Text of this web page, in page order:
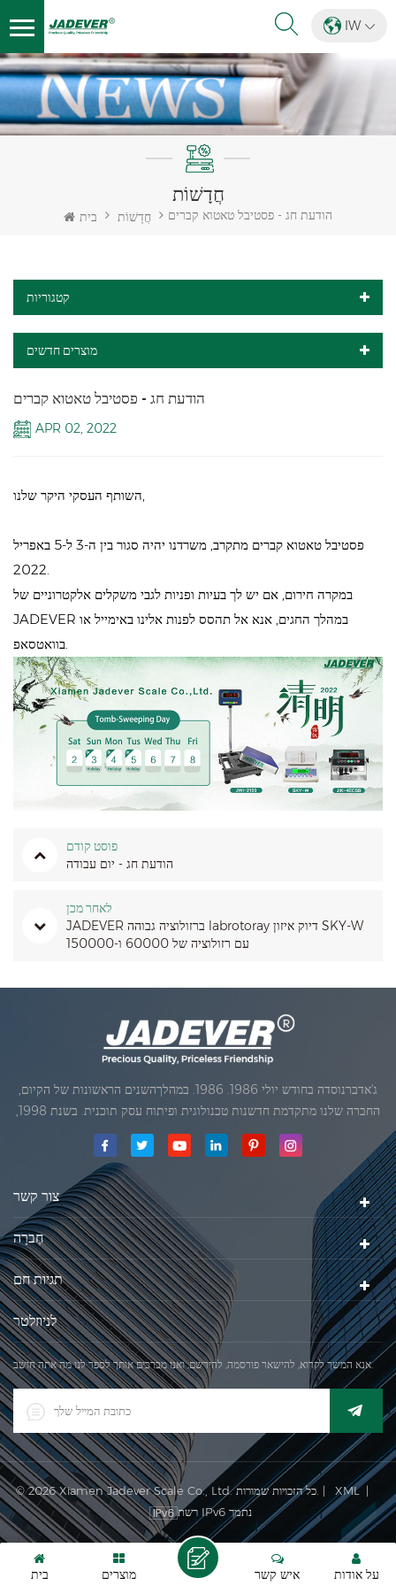
IW
חֲדָשׁוֹת
בית חֲדָשׁוֹת הודעת חג - פסטיבל טאטוא קברים
קטגוריות
מוצרים חדשים
הודעת חג - פסטיבל טאטוא קברים
APR 02, 2022
השותף העסקי היקר שלנו,
פסטיבל טאטוא קברים מתקרב, משרדנו יהיה סגור בין ה-3 ל-5 באפריל
2022.
במקרה חירום, אם יש לך בעיות ופניות לגבי משקלים אלקטרוניים של
JADEVER במהלך החגים, אנא אל תהסס לפנות אלינו באימייל או
בוואטסאפ.
פוסט קודם
הודעת חג - יום עבודה
לאחר מכן
JADEVER ברזולוציה גבוהה labrotoray דיוק איזון SKY-W
עם רזולוציה של 60000 ו-150000
ג'אדברנוסדה בחודש יולי 1986. 1986. במהלךהשנים הראשונות של הקיום,
החברה שלנו השיגה את המטרה האיכותי, כאשר הראשון של המוצרים שלנו
ג'אדברסולם ושות 'בע"מהיה
צור קשר
חֶברָה
תגיות חם
לניוזלטר
אנא המשך לקרוא, להישאר פורסמה, להירשם, ואנו מברכים אותך לספר לנו מה אתה חושב.
© 2026 Xiamen Jadever Scale Co., Ltd. כל הזכויות שמורות. | XML |
רשת IPv6 נתמך
בית מוצרים על אודות איש קשר